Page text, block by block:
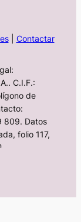
| Contactar
C.I.F.:
de
809. Datos
folio 117,